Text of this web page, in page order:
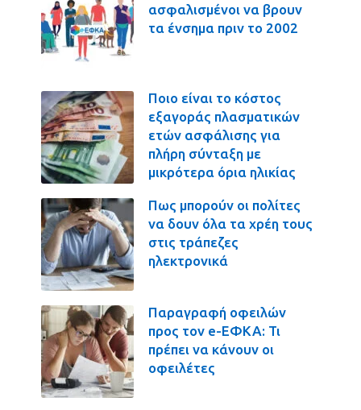
ασφαλισμένοι να βρουν
τα ένσημα πριν το 2002
Ποιο είναι το κόστος
εξαγοράς πλασματικών
ετών ασφάλισης για
πλήρη σύνταξη με
μικρότερα όρια ηλικίας
Πως μπορούν οι πολίτες
να δουν όλα τα χρέη τους
στις τράπεζες
ηλεκτρονικά
Παραγραφή οφειλών
προς τον e-ΕΦΚΑ: Τι
πρέπει να κάνουν οι
οφειλέτες